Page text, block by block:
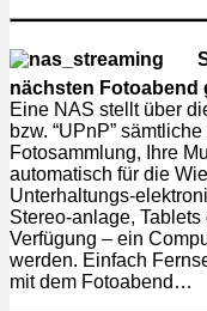
nächsten Fotoabend
Eine NAS stellt über
bzw. “UPnP”
Fotosammlung, Ihre
automatisch für die
Unterhaltungs-
Stereo-anlage,
Verfügung – ein
werden. Einfach
mit dem Fotoabend…